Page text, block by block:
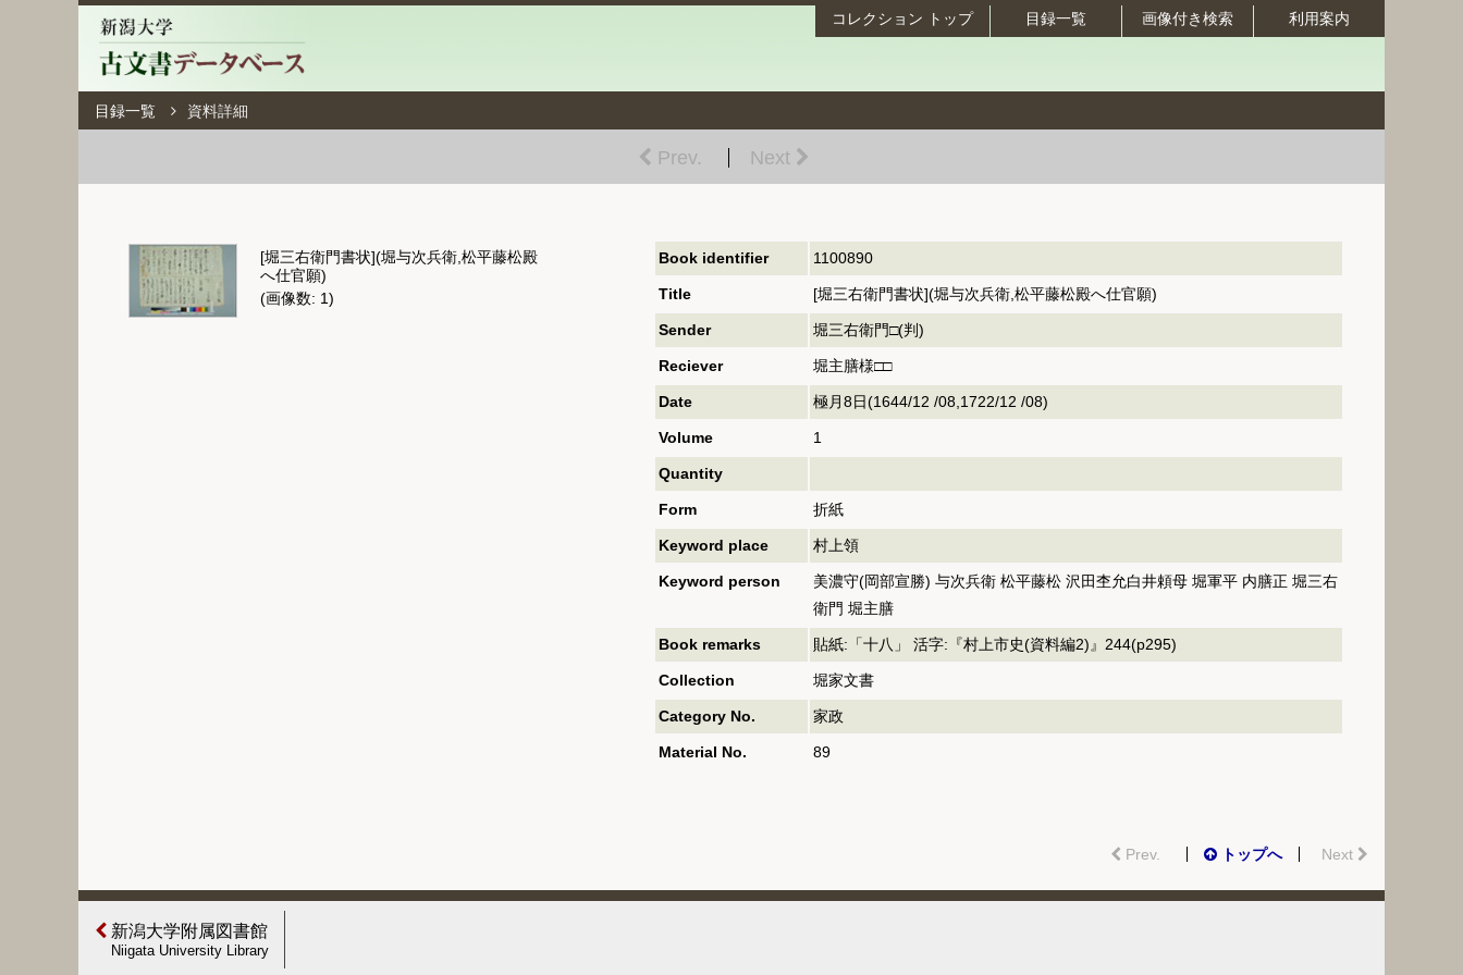
利用案内
画像付き検索
目録一覧
コレクション トップ
目録一覧 資料詳細
Prev. Next
Book identifier 1100890
Title [堀三右衛門書状](堀与次兵衛,松平藤松殿へ仕官願)
Sender 堀三右衛門□(判)
Reciever 堀主膳様□□
Date 極月8日(1644/12 /08,1722/12 /08)
Volume 1
Quantity
Form 折紙
Keyword place 村上領
Keyword person
美濃守(岡部宣勝) 与次兵衛 松平藤松 沢田杢允白井頼母 堀軍平 内膳正 堀三右
衛門 堀主膳
Book remarks 貼紙:「十八」 活字:『村上市史(資料編2)』244(p295)
Collection 堀家文書
Category No. 家政
Material No. 89
[堀三右衛門書状](堀与次兵衛,松平藤松殿
へ仕官願)
(画像数: 1)
Prev. トップへ Next
新潟大学附属図書館
Niigata University Library